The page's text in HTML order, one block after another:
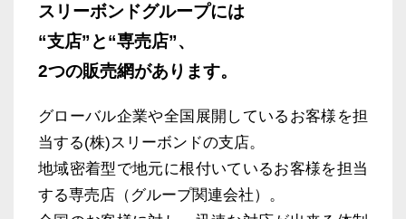
スリーボンドグループには
“支店”と“専売店”、
2つの販売網があります。
グローバル企業や全国展開している お客様を担
当する(株)スリーボンドの支店。
地域密着型で地元に根付いているお客様を担当
する専売店（グループ関連会社）。